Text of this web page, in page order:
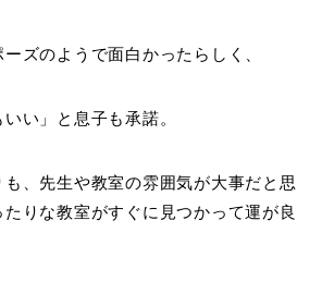
ズのようで面白かったらしく、
い」と息子も承諾。
、先生や教室の雰囲気が大事だと思
りな教室がすぐに見つかって運が良